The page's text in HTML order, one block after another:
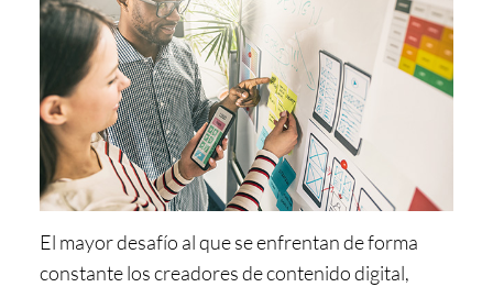
El mayor desafío al que se enfrentan de forma
constante los creadores de contenido digital,